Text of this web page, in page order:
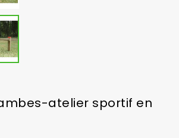
atelier sportif en